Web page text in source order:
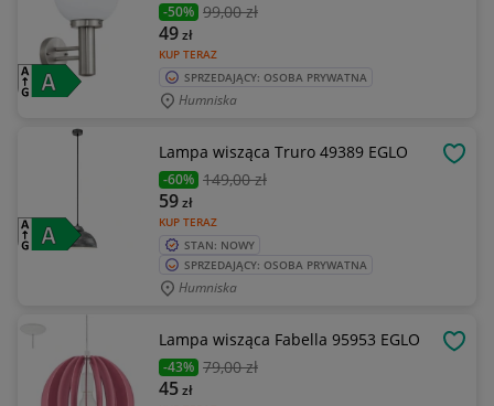
-50% 99,00 zł
KUP TERAZ
49zł
SPRZEDAJĄCY: OSOBA PRYWATNA
Humniska
Lampa wisząca Truro 49389 EGLO
-60% 149,00 zł
KUP TERAZ
59zł
STAN: NOWY
SPRZEDAJĄCY: OSOBA PRYWATNA
Humniska
Lampa wisząca Fabella 95953 EGLO
-43% 79,00 zł
45zł